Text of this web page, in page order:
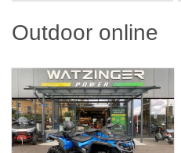
Outdoor online